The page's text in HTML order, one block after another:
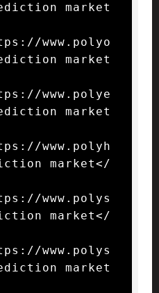
market
www.polyo
market
www.polye
market
www.polyh
market</
www.polys
market</
www.polys
market